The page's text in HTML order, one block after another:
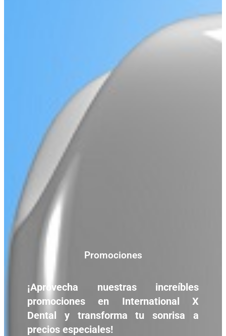
Promociones
¡Aprovecha nuestras increíbles
promociones en International X
Dental y transforma tu sonrisa a
precios especiales!